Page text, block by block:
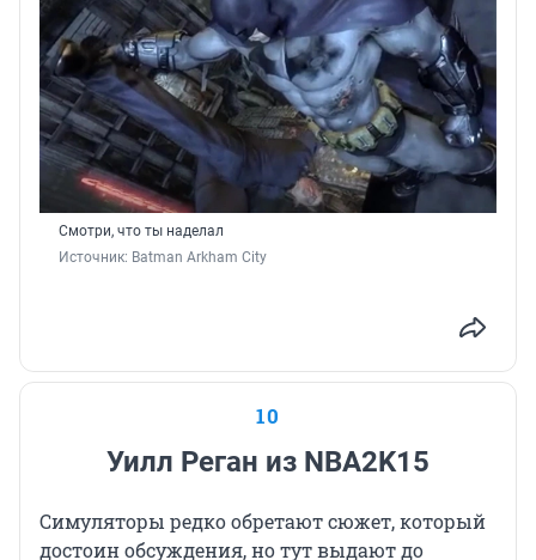
Смотри, что ты наделал
Источник: Batman Arkham City
10
Уилл Реган из NBA2K15
Симуляторы редко обретают сюжет, который
достоин обсуждения, но тут выдают до